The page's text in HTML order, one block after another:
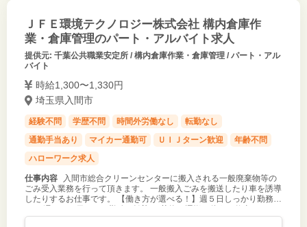
ＪＦＥ環境テクノロジー株式会社 構内倉庫作
業・倉庫管理のパート・アルバイト求人
提供元: 千葉公共職業安定所 / 構内倉庫作業・倉庫管理 / パート・アル
バイト
時給1,300〜1,330円
埼玉県入間市
経験不問 学歴不問 時間外労働なし
転勤なし
通勤手当あり
マイカー通勤可 ＵＩＪターン歓迎
年齢不問
ハローワーク求人
仕事内容
入間市総合クリーンセンターに搬入される一般廃棄物等の
ごみ受入業務を行って頂きます。 一般搬入ごみを搬送したり車を誘導
したりするお仕事です。 【働き方が選べる！】週５日しっかり勤務
が、重くても 約２